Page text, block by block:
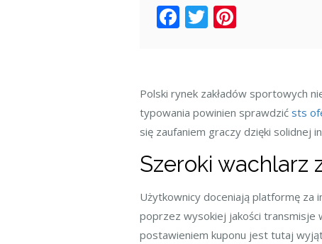
Facebook
Twitter
Polski rynek zakładów sportowych
typowania powinien sprawdzić sts
się zaufaniem graczy dzięki solidnej
Szeroki wachlarz
Użytkownicy doceniają platformę za
poprzez wysokiej jakości transmisje
postawieniem kuponu jest tutaj